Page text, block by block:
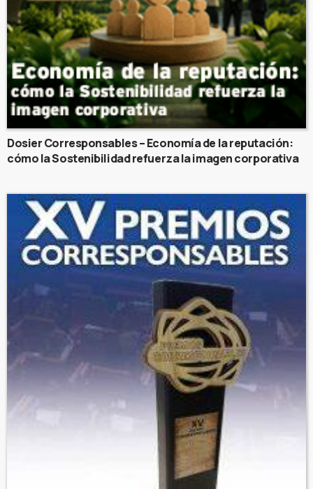
Dosier Corresponsables – Economía de la reputación:
cómo la Sostenibilidad refuerza la imagen corporativa